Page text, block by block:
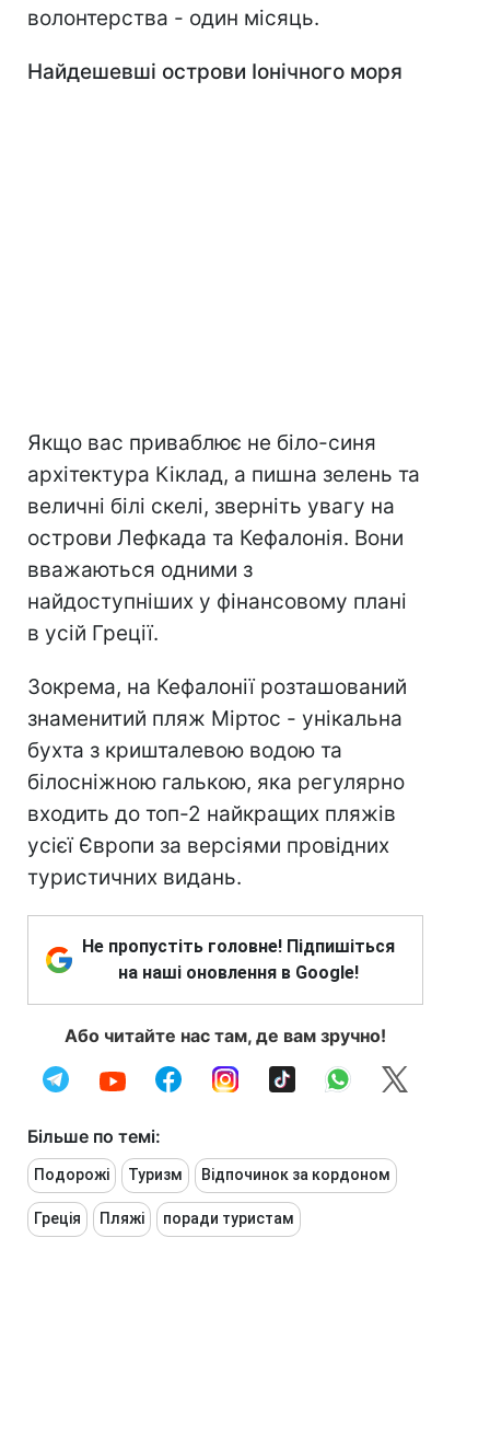
волонтерства - один місяць.
Найдешевші острови Іонічного моря
Якщо вас приваблює не біло-синя
архітектура Кіклад, а пишна зелень та
величні білі скелі, зверніть увагу на
острови Лефкада та Кефалонія. Вони
вважаються одними з
найдоступніших у фінансовому плані
в усій Греції.
Зокрема, на Кефалонії розташований
знаменитий пляж Міртос - унікальна
бухта з кришталевою водою та
білосніжною галькою, яка регулярно
входить до топ-2 найкращих пляжів
усієї Європи за версіями провідних
туристичних видань.
Не пропустіть головне! Підпишіться
на наші оновлення в Google!
Або читайте нас там, де вам зручно!
Більше по темі:
Подорожі Туризм Відпочинок за кордоном
Греція Пляжі поради туристам